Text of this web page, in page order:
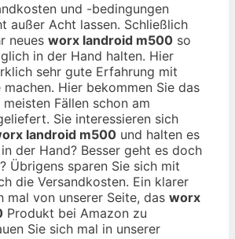
und -bedingungen
außer Acht lassen. Schließlich
neues worx landroid m500 so
in der Hand halten. Hier
sehr gute Erfahrung mit
Hier bekommen Sie das
Fällen schon am
Sie interessieren sich
landroid m500 und halten es
der Hand? Besser geht es doch
Übrigens sparen Sie sich mit
die Versandkosten. Ein klarer
mal von unserer Seite, das worx
Produkt bei Amazon zu
Sie sich mal in unserer